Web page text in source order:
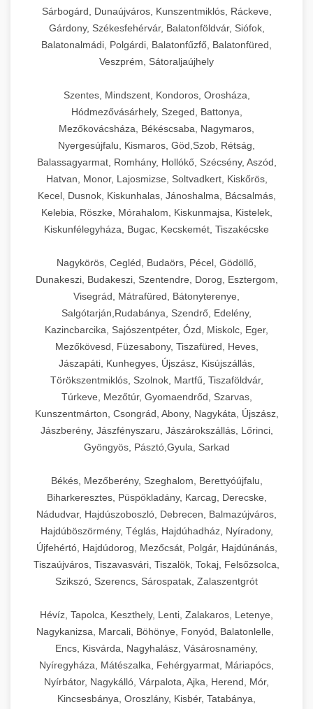
Sárbogárd, Dunaújváros, Kunszentmiklós, Ráckeve,
Gárdony, Székesfehérvár, Balatonföldvár, Siófok,
Balatonalmádi, Polgárdi, Balatonfűzfő, Balatonfüred,
Veszprém, Sátoraljaújhely
Szentes, Mindszent, Kondoros, Orosháza,
Hódmezővásárhely, Szeged, Battonya,
Mezőkovácsháza, Békéscsaba, Nagymaros,
Nyergesújfalu, Kismaros, Göd,Szob, Rétság,
Balassagyarmat, Romhány, Hollókő, Szécsény, Aszód,
Hatvan, Monor, Lajosmizse, Soltvadkert, Kiskőrös,
Kecel, Dusnok, Kiskunhalas, Jánoshalma, Bácsalmás,
Kelebia, Röszke, Mórahalom, Kiskunmajsa, Kistelek,
Kiskunfélegyháza, Bugac, Kecskemét, Tiszakécske
Nagykörös, Cegléd, Budaörs, Pécel, Gödöllő,
Dunakeszi, Budakeszi, Szentendre, Dorog, Esztergom,
Visegrád, Mátrafüred, Bátonyterenye,
Salgótarján,Rudabánya, Szendrő, Edelény,
Kazincbarcika, Sajószentpéter, Ózd, Miskolc, Eger,
Mezőkövesd, Füzesabony, Tiszafüred, Heves,
Jászapáti, Kunhegyes, Újszász, Kisújszállás,
Törökszentmiklós, Szolnok, Martfű, Tiszaföldvár,
Túrkeve, Mezőtúr, Gyomaendrőd, Szarvas,
Kunszentmárton, Csongrád, Abony, Nagykáta, Újszász,
Jászberény, Jászfényszaru, Jászárokszállás, Lőrinci,
Gyöngyös, Pásztó,Gyula, Sarkad
Békés, Mezőberény, Szeghalom, Berettyóújfalu,
Biharkeresztes, Püspökladány, Karcag, Derecske,
Nádudvar, Hajdúszoboszló, Debrecen, Balmazújváros,
Hajdúböszörmény, Téglás, Hajdúhadház, Nyíradony,
Újfehértó, Hajdúdorog, Mezőcsát, Polgár, Hajdúnánás,
Tiszaújváros, Tiszavasvári, Tiszalök, Tokaj, Felsőzsolca,
Szikszó, Szerencs, Sárospatak, Zalaszentgrót
Hévíz, Tapolca, Keszthely, Lenti, Zalakaros, Letenye,
Nagykanizsa, Marcali, Böhönye, Fonyód, Balatonlelle,
Encs, Kisvárda, Nagyhalász, Vásárosnamény,
Nyíregyháza, Mátészalka, Fehérgyarmat, Máriapócs,
Nyírbátor, Nagykálló, Várpalota, Ajka, Herend, Mór,
Kincsesbánya, Oroszlány, Kisbér, Tatabánya,